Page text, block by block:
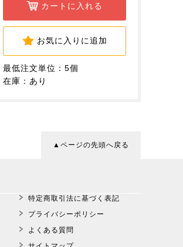
カートに入れる
お気に入りに追加
最低注文単位：5個
在庫：あり
▲ページの先頭へ戻る
特定商取引法に基づく表記
プライバシーポリシー
よくある質問